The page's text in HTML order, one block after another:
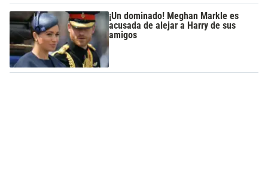
¡Un dominado! Meghan Markle es
acusada de alejar a Harry de sus
amigos